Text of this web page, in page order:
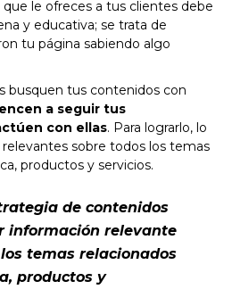
le ofreces a tus clientes debe
y educativa; se trata de
tu página sabiendo algo
busquen tus contenidos con
a seguir tus
con ellas. Para lograrlo, lo
sobre todos los temas
productos y servicios.
de contenidos
información relevante
temas relacionados
productos y